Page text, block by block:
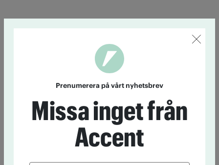
Prenumerera på vårt nyhetsbrev
Missa inget från
Accent